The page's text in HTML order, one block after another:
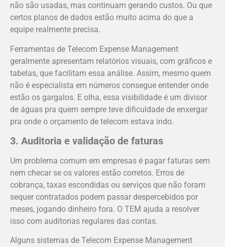
não são usadas, mas continuam gerando custos. Ou que
certos planos de dados estão muito acima do que a
equipe realmente precisa.
Ferramentas de Telecom Expense Management
geralmente apresentam relatórios visuais, com gráficos e
tabelas, que facilitam essa análise. Assim, mesmo quem
não é especialista em números consegue entender onde
estão os gargalos. E olha, essa visibilidade é um divisor
de águas pra quem sempre teve dificuldade de enxergar
pra onde o orçamento de telecom estava indo.
3. Auditoria e validação de faturas
Um problema comum em empresas é pagar faturas sem
nem checar se os valores estão corretos. Erros de
cobrança, taxas escondidas ou serviços que não foram
sequer contratados podem passar despercebidos por
meses, jogando dinheiro fora. O TEM ajuda a resolver
isso com auditorias regulares das contas.
Alguns sistemas de Telecom Expense Management